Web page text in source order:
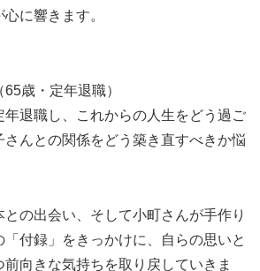
に響きます。
歳・定年退職）
年退職し、これからの人生をどう過ご
んとの関係をどう築き直すべきか悩
の出会い、そして小町さんが手作り
「付録」をきっかけに、自らの思いと
向きな気持ちを取り戻していきま